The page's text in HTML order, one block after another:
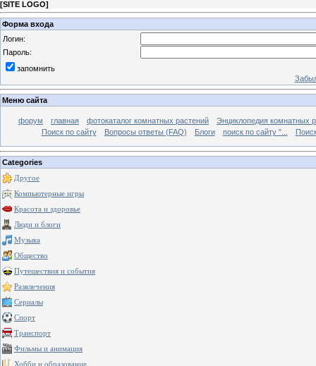
[SITE LOGO]
Форма входа
Логин:
Пароль:
запомнить
Меню сайта
форум главная фотокаталог комнатных растений
Энциклопедия комнатных
Поиск по сайту
Вопросы ответы (FAQ) Блоги поиск по сайту "...
Categories
Другое
Компьютерные игры
Красота и здоровье
Люди и блоги
Музыка
Общество
Путешествия и события
Развлечения
Сериалы
Спорт
Транспорт
Фильмы и анимация
Хобби и образование